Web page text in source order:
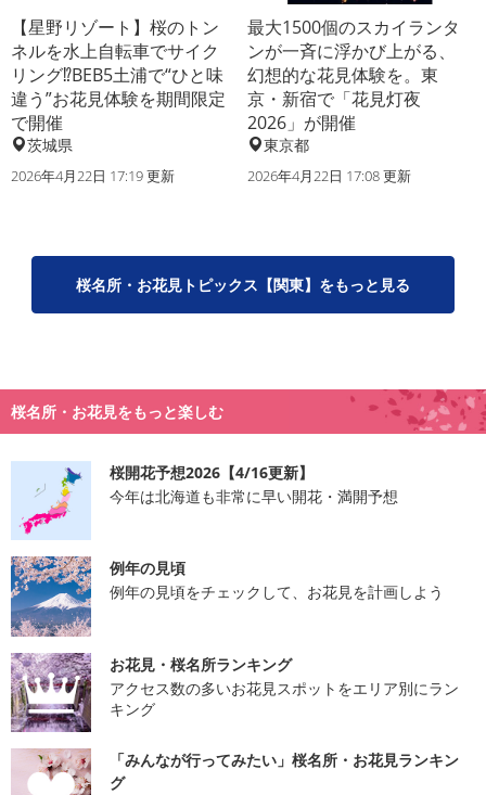
【星野リゾート】桜のトン
ネルを水上自転車でサイク
リング⁉BEB5土浦で“ひと味
違う”お花見体験を期間限定
で開催
茨城県
2026年4月22日 17:19 更新
最大1500個のスカイランタ
ンが一斉に浮かび上がる、
幻想的な花見体験を。東
京・新宿で「花見灯夜
2026」が開催
東京都
2026年4月22日 17:08 更新
桜名所・お花見トピックス【関東】をもっと見る
桜名所・お花見をもっと楽しむ
桜開花予想2026【4/16更新】
今年は北海道も非常に早い開花・満開予想
例年の見頃
例年の見頃をチェックして、お花見を計画しよう
お花見・桜名所ランキング
アクセス数の多いお花見スポットをエリア別にラン
キング
「みんなが行ってみたい」桜名所・お花見ランキン
グ